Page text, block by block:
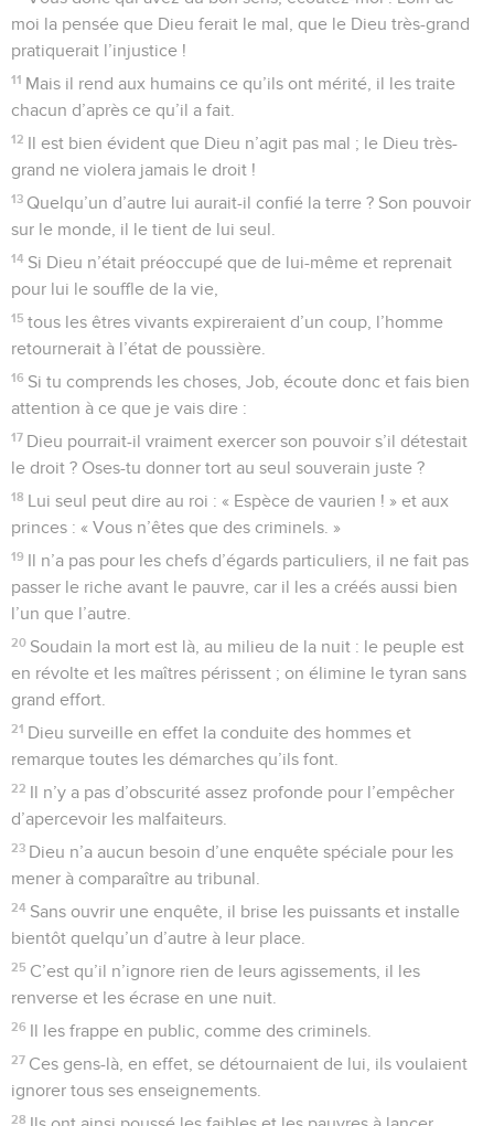
moi la pensée que Dieu ferait le mal, que le Dieu très-grand
pratiquerait l’injustice !
11 Mais il rend aux humains ce qu’ils ont mérité, il les traite
chacun d’après ce qu’il a fait.
12 Il est bien évident que Dieu n’agit pas mal ; le Dieu très-
grand ne violera jamais le droit !
13 Quelqu’un d’autre lui aurait-il confié la terre ? Son pouvoir
sur le monde, il le tient de lui seul.
14 Si Dieu n’était préoccupé que de lui-même et reprenait
pour lui le souffle de la vie,
15 tous les êtres vivants expireraient d’un coup, l’homme
retournerait à l’état de poussière.
16 Si tu comprends les choses, Job, écoute donc et fais bien
attention à ce que je vais dire :
17 Dieu pourrait-il vraiment exercer son pouvoir s’il détestait
le droit ? Oses-tu donner tort au seul souverain juste ?
18 Lui seul peut dire au roi : « Espèce de vaurien ! » et aux
princes : « Vous n’êtes que des criminels. »
19 Il n’a pas pour les chefs d’égards particuliers, il ne fait pas
passer le riche avant le pauvre, car il les a créés aussi bien
l’un que l’autre.
20 Soudain la mort est là, au milieu de la nuit : le peuple est
en révolte et les maîtres périssent ; on élimine le tyran sans
grand effort.
21 Dieu surveille en effet la conduite des hommes et
remarque toutes les démarches qu’ils font.
22 Il n’y a pas d’obscurité assez profonde pour l’empêcher
d’apercevoir les malfaiteurs.
23 Dieu n’a aucun besoin d’une enquête spéciale pour les
mener à comparaître au tribunal.
24 Sans ouvrir une enquête, il brise les puissants et installe
bientôt quelqu’un d’autre à leur place.
25 C’est qu’il n’ignore rien de leurs agissements, il les
renverse et les écrase en une nuit.
26 Il les frappe en public, comme des criminels.
27 Ces gens-là, en effet, se détournaient de lui, ils voulaient
ignorer tous ses enseignements.
28